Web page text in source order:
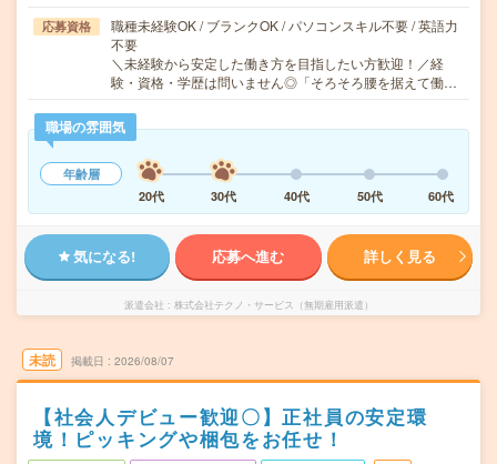
応募資格
職種未経験OK / ブランクOK / パソコンスキル不要 / 英語力
不要
＼未経験から安定した働き方を目指したい方歓迎！／経
験・資格・学歴は問いません◎「そろそろ腰を据えて働…
職場の雰囲気
年齢層
20代
30代 40代 50代 60代
気になる! 応募へ進む 詳しく見る
派遣会社 株式会社テクノ・サービス（無期雇用派遣）
未読 掲載日 2026/08/07
【社会人デビュー歓迎〇】正社員の安定環
境！ピッキングや梱包をお任せ！